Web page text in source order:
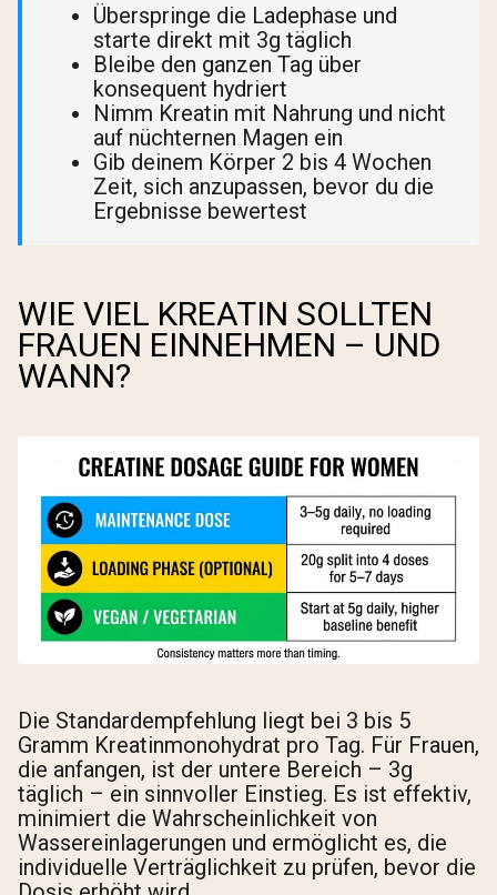
Überspringe die Ladephase und
starte direkt mit 3g täglich
Bleibe den ganzen Tag über
konsequent hydriert
Nimm Kreatin mit Nahrung und nicht
auf nüchternen Magen ein
Gib deinem Körper 2 bis 4 Wochen
Zeit, sich anzupassen, bevor du die
Ergebnisse bewertest
WIE VIEL KREATIN SOLLTEN
FRAUEN EINNEHMEN – UND
WANN?
Die Standardempfehlung liegt bei 3 bis 5
Gramm Kreatinmonohydrat pro Tag. Für Frauen,
die anfangen, ist der untere Bereich – 3g
täglich – ein sinnvoller Einstieg. Es ist effektiv,
minimiert die Wahrscheinlichkeit von
Wassereinlagerungen und ermöglicht es, die
individuelle Verträglichkeit zu prüfen, bevor die